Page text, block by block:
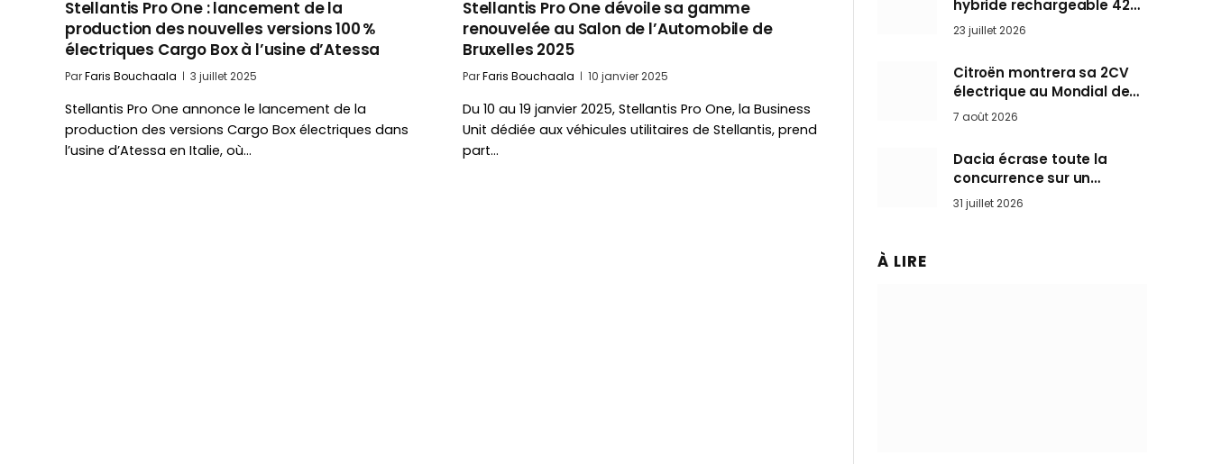
Stellantis Pro One : lancement de la
production des nouvelles versions 100 %
électriques Cargo Box à l’usine d’Atessa
ParFaris Bouchaala 3 juillet 2025
Stellantis Pro One annonce le lancement de la
production des versions Cargo Box électriques dans
l’usine d’Atessa en Italie, où…
Stellantis Pro One dévoile sa gamme
renouvelée au Salon de l’Automobile de
Bruxelles 2025
ParFaris Bouchaala 10 janvier 2025
Du 10 au 19 janvier 2025, Stellantis Pro One, la Business
Unit dédiée aux véhicules utilitaires de Stellantis, prend
part…
hybride rechargeable 428
ch qui vise l’Audi Q7 arrive
en Europe cet automne
23 juillet 2026
Citroën montrera sa 2CV
électrique au Mondial de
Paris pendant que BMW et
7 août 2026
Dacia écrase toute la
concurrence sur un
marché où personne ne
l’attendait
31 juillet 2026
À LIRE